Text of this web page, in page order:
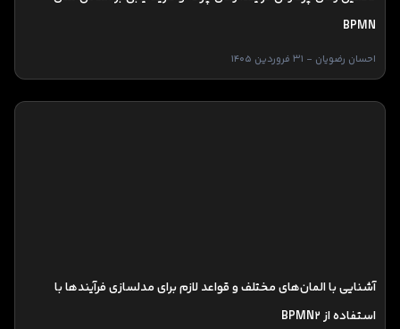
BPMN
احسان رضویان - 31 فروردین 1405
آشنایی با المان‌های مختلف و قواعد لازم برای مدلسازی فرآیندها با
استفاده از BPMN2